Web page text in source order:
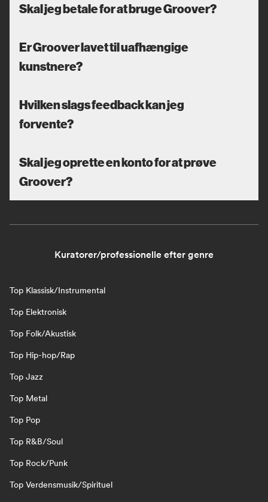
Skal jeg betale for at bruge Groover?
Er Groover lavet til uafhængige
kunstnere?
Hvilken slags feedback kan jeg
forvente?
Skal jeg oprette en konto for at prøve
Groover?
Kuratorer/professionelle efter genre
Top Klassisk/Instrumental
Top Elektronisk
Top Folk/Akustisk
Top Hip-hop/Rap
Top Jazz
Top Metal
Top Pop
Top R&B/Soul
Top Rock/Punk
Top Verdensmusik/Spirituel